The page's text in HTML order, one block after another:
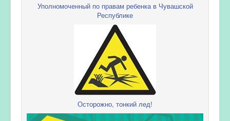
Уполномоченный по правам ребенка в Чувашской
Республике
Осторожно, тонкий лед!